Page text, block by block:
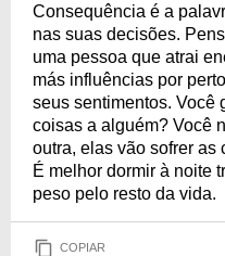
Consequência é a
nas suas decisões.
uma pessoa que atrai
más influências por
seus sentimentos. Você
coisas a alguém? Você
outra, elas vão sofrer
É melhor dormir à noite
peso pelo resto da vida.
COPIAR